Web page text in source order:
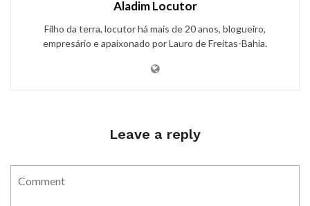
Aladim Locutor
Filho da terra, locutor há mais de 20 anos, blogueiro,
empresário e apaixonado por Lauro de Freitas-Bahia.
Leave a reply